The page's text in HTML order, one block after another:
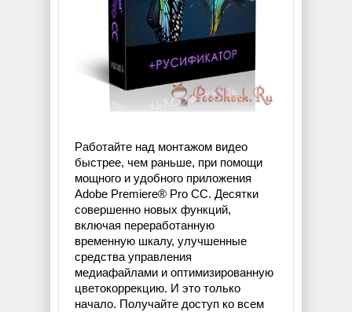
Работайте над монтажом видео
быстрее, чем раньше, при помощи
мощного и удобного приложения
Adobe Premiere® Pro CC. Десятки
совершенно новых функций,
включая переработанную
временную шкалу, улучшенные
средства управления
медиафайлами и оптимизированную
цветокоррекцию. И это только
начало. Получайте доступ ко всем